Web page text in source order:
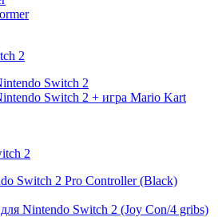
2
Switch 2
Switch 2 + игра Mario Kart
2
Switch 2 Pro Controller (Black)
Nintendo Switch 2 (Joy Con/4 gribs)